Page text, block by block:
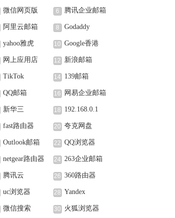
微信网页版 6 腾讯企业邮箱
阿里云邮箱 8 Godaddy
yahoo雅虎 10 Google香港
网上应用店 12 新浪邮箱
TikTok 14 139邮箱
QQ邮箱 16 网易企业邮箱
新华三 18 192.168.0.1
fast路由器 20 夸克网盘
Outlook邮箱 22 QQ浏览器
netgear路由器 24 263企业邮箱
腾讯云 26 360路由器
uc浏览器 28 Yandex
微信搜索 30 火狐浏览器